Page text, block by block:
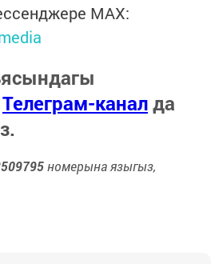
MАХ:
Телеграм-каналда
номерына языгыз,